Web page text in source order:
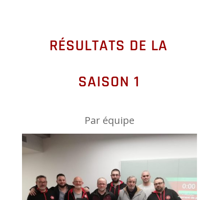
RÉSULTATS DE LA
SAISON 1
Par équipe